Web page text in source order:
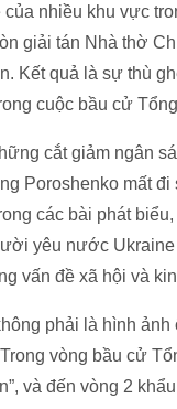
nhiều khu vực
giải tán Nhà thờ
Kết quả là sự thù
cuộc bầu cử
cắt giảm ngân
Poroshenko mất
các bài phát
yêu nước
vấn đề xã hội và
phải là hình
vòng bầu cử
và đến vòng 2